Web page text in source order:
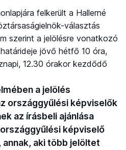
felkerült a Hallerné
választás
szerint a jelölésre vonatkozó
jövő hétfő 10 óra,
12.30 órakor kezdődő
a jelölés
országgyűlési képviselők
az írásbeli ajánlása
képviselő
aki több jelöltet